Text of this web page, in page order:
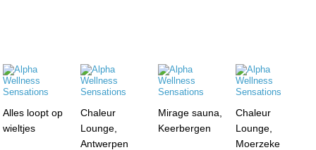
Alles loopt op
wieltjes
Chaleur
Lounge,
Antwerpen
Mirage sauna,
Keerbergen
Chaleur
Lounge,
Moerzeke